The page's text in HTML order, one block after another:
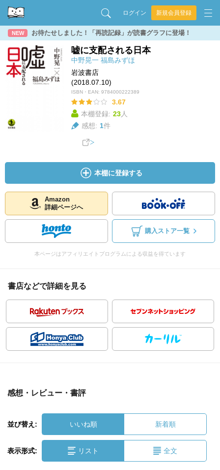
ログイン 新規会員登録
NEW お待たせしました！「再読記録」が読書グラフに登場！
嘘に支配される日本
中野晃一 福島みずほ
岩波書店
(2018.07.10)
ISBN・EAN: 9784000222389
3.67
本棚登録: 23人
感想: 1件
本棚に登録する
Amazon
詳細ページへ
購入ストア一覧
本ページはアフィリエイトプログラムによる収益を得ています
書店などで詳細を見る
感想・レビュー・書評
並び替え: いいね順 新着順
表示形式: リスト 全文